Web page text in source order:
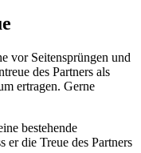
vor Seitensprüngen und
des Partners als
ertragen. Gerne
bestehende
er die Treue des Partners